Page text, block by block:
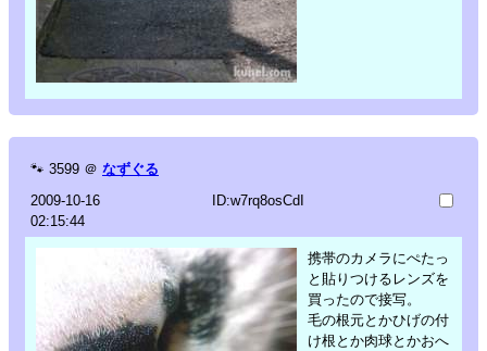
🐾 3599 ＠ なずぐる
2009-10-16
02:15:44
ID:w7rq8osCdI
携帯のカメラにぺたっ
と貼りつけるレンズを
買ったので接写。
毛の根元とかひげの付
け根とか肉球とかおへ